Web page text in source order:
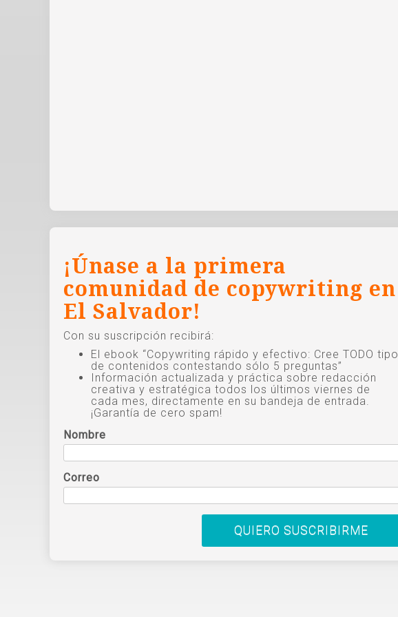
¡Únase a la primera
comunidad de copywriting en
El Salvador!
Con su suscripción recibirá:
El ebook “Copywriting rápido y efectivo: Cree TODO tipo
de contenidos contestando sólo 5 preguntas”
Información actualizada y práctica sobre redacción
creativa y estratégica todos los últimos viernes de
cada mes, directamente en su bandeja de entrada.
¡Garantía de cero spam!
Nombre
Correo